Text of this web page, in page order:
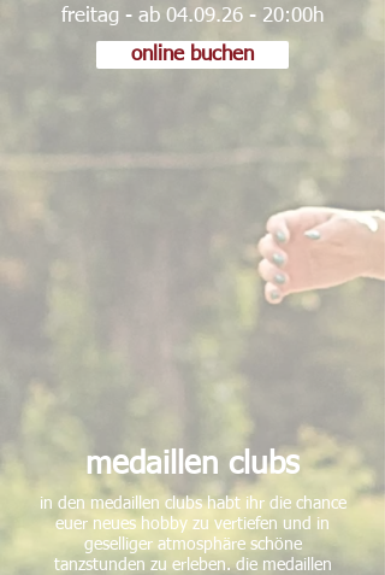
freitag - ab 04.09.26 - 20:00h
online buchen
medaillen clubs
in den medaillen clubs habt ihr die chance
euer neues hobby zu vertiefen und in
geselliger atmosphäre schöne
tanzstunden zu erleben. die medaillen